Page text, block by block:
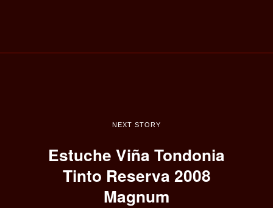
NEXT STORY
Estuche Viña Tondonia
Tinto Reserva 2008
Magnum